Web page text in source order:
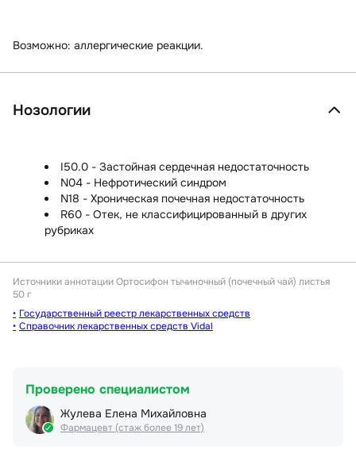
Возможно: аллергические реакции.
Нозологии
I50.0 - Застойная сердечная недостаточность
N04 - Нефротический синдром
N18 - Хроническая почечная недостаточность
R60 - Отек, не классифицированный в других
рубриках
Источники аннотацииОртосифон тычиночный (почечный чай) листья
50 г
Государственный реестр лекарственных средств
Справочник лекарственных средств Vidal
Проверено специалистом
Жулева Елена Михайловна
Фармацевт (стаж более 19 лет)